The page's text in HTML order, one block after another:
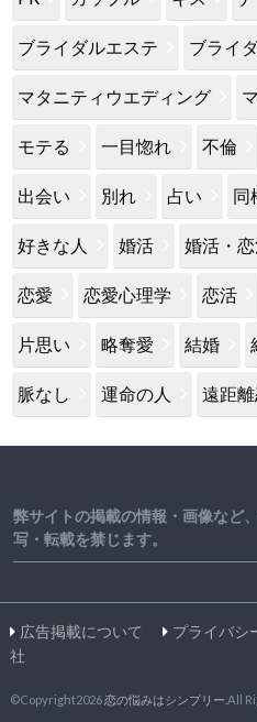
ブライダルエステ ブライ
マタニティウエディング
モテる 一目惚れ 不倫
出会い 別れ 占い 同
好きな人 婚活 婚活・
恋愛 恋愛心理学 恋活
片思い 略奪愛 結婚
脈なし 運命の人 遠距
弊サイトの掲載の情報・画像など
写・転載を禁じます。
広告掲載について プライバシ
社
©Copyright2026恋の悩みはシンプリー .All